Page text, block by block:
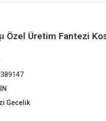
Özel Üretim Fantezi
Gecelik